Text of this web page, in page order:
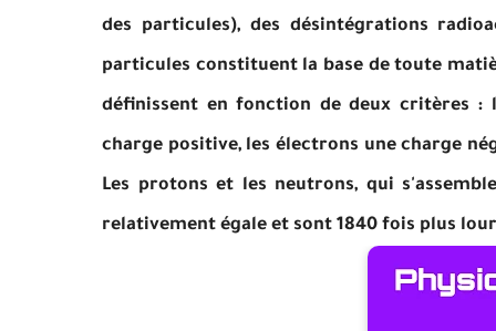
des particules), des désintégrations
particules constituent la base de toute
définissent en fonction de deux critères :
charge positive, les électrons une charge
Les protons et les neutrons, qui
relativement égale et sont 1840 fois plus